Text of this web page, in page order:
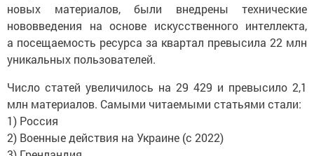
новых материалов, были внедрены технические
нововведения на основе искусственного интеллекта,
а посещаемость ресурса за квартал превысила 22 млн
уникальных пользователей.
Число статей увеличилось на 29 429 и превысило 2,1
млн материалов. Самыми читаемыми статьями стали:
1) Россия
2) Военные действия на Украине (с 2022)